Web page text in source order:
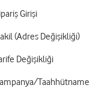
Girişi
(Adres Değişikliği)
Değişikliği